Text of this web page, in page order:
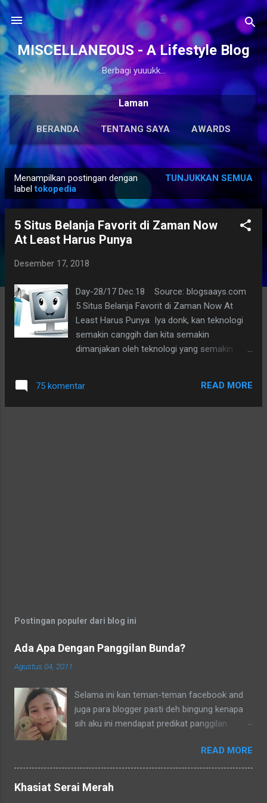
Langsung ke konten utama
MISCELLANEOUS - A Lifestyle Blog
Berbagi yuuukk...
Laman
BERANDA TENTANG SAYA AWARDS
ANTOLOGI LAINNYA… KARYA SOLO
o
Menampilkan postingan dengan
labeltokopedia
TUNJUKKAN SEMUA
5 Situs Belanja Favorit di Zaman Now
At Least Harus Punya
Desember 17, 2018
Day-28/17 Dec.18 Source: blogsaays.com
5 Situs Belanja Favorit di Zaman Now At
Least Harus Punya Iya donk, kan teknologi
semakin canggih dan kita semakin
dimanjakan oleh teknologi yang semakin
akan dilebur. Maksudnya lebur kantongnya or
dompetnya, hehehe.... Ya, iyalah.
75 komentar READ MORE
Postingan populer dari blog ini
Ada Apa Dengan Panggilan Bunda?
Agustus 04, 2011
Selama ini kan teman-teman facebook and
juga para blogger pasti deh bingung kenapa
sih aku ini mendapat predikat panggilan
Indonesia yang baku bunda kan artinya ibu.
Lho? Koq? Aku dipanggil ibu oleh semua
yang kenal aku, termasuk tetangga-tetangga
READ MORE
Khasiat Serai Merah